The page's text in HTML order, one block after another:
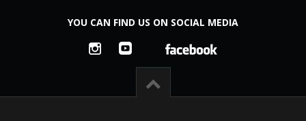
YOU CAN FIND US ON SOCIAL MEDIA